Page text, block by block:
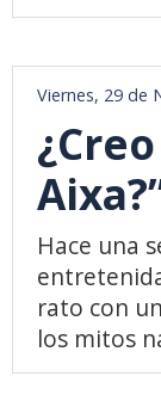
Viernes, 29 de
Hace una
rato con
los mitos